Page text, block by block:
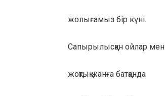
жолығамыз бір күні.
Сапырылысқан ойлар мен
жоқтық жанға батқанда